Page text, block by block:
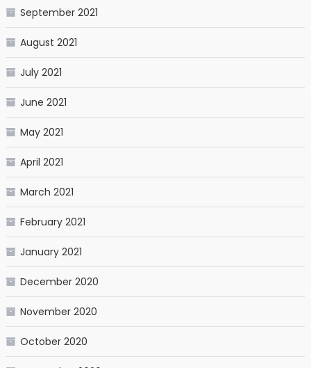
September 2021
August 2021
July 2021
June 2021
May 2021
April 2021
March 2021
February 2021
January 2021
December 2020
November 2020
October 2020